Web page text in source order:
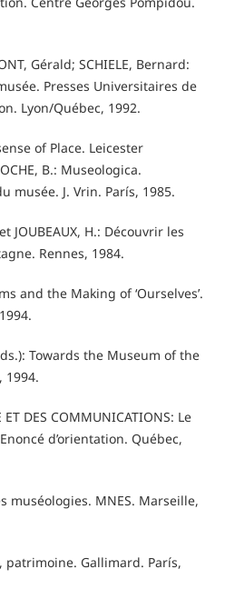
Gérald; SCHIELE, Bernard:
Presses Universitaires de
Lyon/Québec, 1992.
of Place. Leicester
B.: Museologica.
musée. J. Vrin. París, 1985.
et JOUBEAUX, H.: Découvrir les
Rennes, 1984.
and the Making of ‘Ourselves’.
Towards the Museum of the
1994.
ET DES COMMUNICATIONS: Le
d’orientation. Québec,
muséologies. MNES. Marseille,
patrimoine. Gallimard. París,